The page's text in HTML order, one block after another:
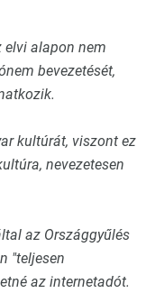
elvi alapon nem
bevezetését,
kultúrát, viszont ez
nevezetesen
az Országgyűlés
"teljesen
az internetadót.